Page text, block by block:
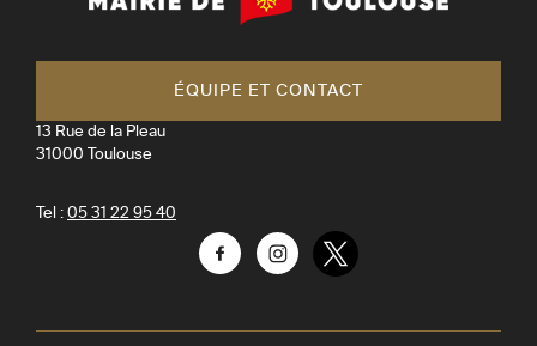
de
ÉQUIPE ET CONTACT
13 Rue de la Pleau
31000
Toulouse
Tel : 05 31 22 95 40
FacebookInstagramTwitter